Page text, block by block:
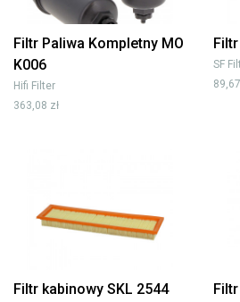
Filtr Paliwa Kompletny MO
K006
Hifi Filter
363,08 zł
SF
Filtr kabinowy SKL 2544